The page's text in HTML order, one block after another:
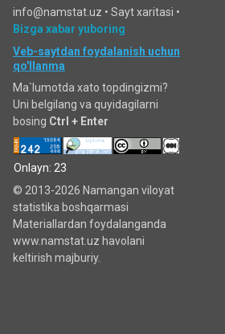
info@namstat.uz • Sayt xaritasi •
Bizga xabar yuboring
Veb-saytdan foydalanish uchun
qo'llanma
Ma`lumotda xato topdingizmi?
Uni belgilang va quyidagilarni
bosing Ctrl + Enter
Onlayn: 23
© 2013-2026 Namangan viloyat
statistika boshqarmasi
Materiallardan foydalanganda
www.namstat.uz havolani
keltirish majburiy.